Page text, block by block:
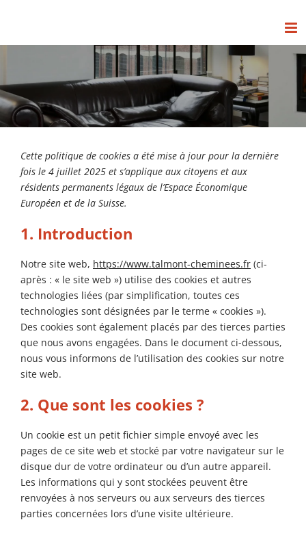
Cette politique de cookies a été mise à jour pour la dernière
fois le 4 juillet 2025 et s’applique aux citoyens et aux
résidents permanents légaux de l’Espace Économique
Européen et de la Suisse.
1. Introduction
Notre site web, https://www.talmont-cheminees.fr (ci-
après : « le site web ») utilise des cookies et autres
technologies liées (par simplification, toutes ces
technologies sont désignées par le terme « cookies »).
Des cookies sont également placés par des tierces parties
que nous avons engagées. Dans le document ci-dessous,
nous vous informons de l’utilisation des cookies sur notre
site web.
2. Que sont les cookies ?
Un cookie est un petit fichier simple envoyé avec les
pages de ce site web et stocké par votre navigateur sur le
disque dur de votre ordinateur ou d’un autre appareil.
Les informations qui y sont stockées peuvent être
renvoyées à nos serveurs ou aux serveurs des tierces
parties concernées lors d’une visite ultérieure.